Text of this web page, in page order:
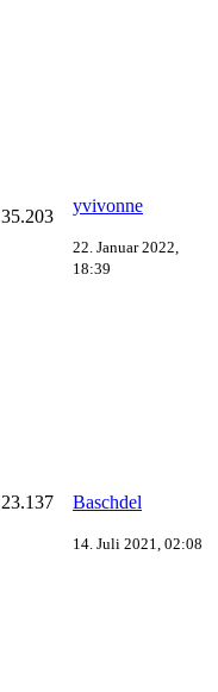
35.203
yvivonne
22. Januar 2022,
18:39
23.137 Baschdel
14. Juli 2021, 02:08